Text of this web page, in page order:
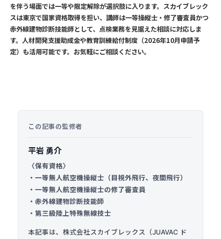
を伴う場面では一等や限定解除が選択肢に入ります。スカイブレック
スは東京で国家資格取得を担い、講師は一等操縦士・修了審査員かつ
赤外線建物診断技能師として、点検業務を見据えた相談に対応しま
す。人材開発支援助成金や教育訓練給付制度（2026年10月申請予
定）も活用可能です。お気軽にご相談ください。
この記事の監修者
平岩 勇介
〈保有資格〉
・一等無人航空機操縦士（目視外飛行、夜間飛行）
・一等無人航空機操縦士の修了審査員
・赤外線建物診断技能師
・第三級陸上特殊無線技士
本記事は、 株式会社スカイブレックス
（JUAVAC ド